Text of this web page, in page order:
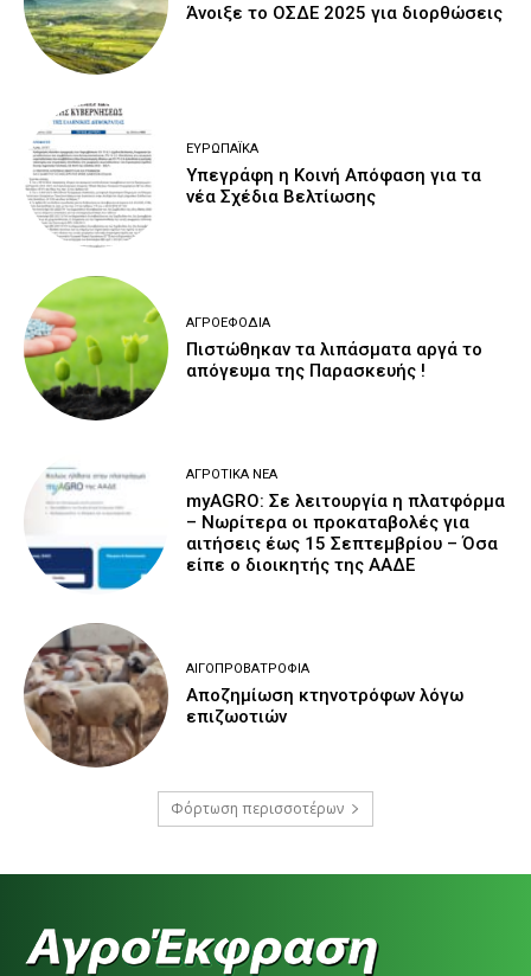
Άνοιξε το ΟΣΔΕ 2025 για διορθώσεις
ΕΥΡΩΠΑΪΚΆ
Υπεγράφη η Κοινή Απόφαση για τα
νέα Σχέδια Βελτίωσης
ΑΓΡΟΕΦΌΔΙΑ
Πιστώθηκαν τα λιπάσματα αργά το
απόγευμα της Παρασκευής !
ΑΓΡΟΤΙΚΆ ΝΈΑ
myAGRO: Σε λειτουργία η πλατφόρμα
– Νωρίτερα οι προκαταβολές για
αιτήσεις έως 15 Σεπτεμβρίου – Όσα
είπε ο διοικητής της ΑΑΔΕ
ΑΙΓΟΠΡΟΒΑΤΡΟΦΊΑ
Αποζημίωση κτηνοτρόφων λόγω
επιζωοτιών
Φόρτωση περισσοτέρων